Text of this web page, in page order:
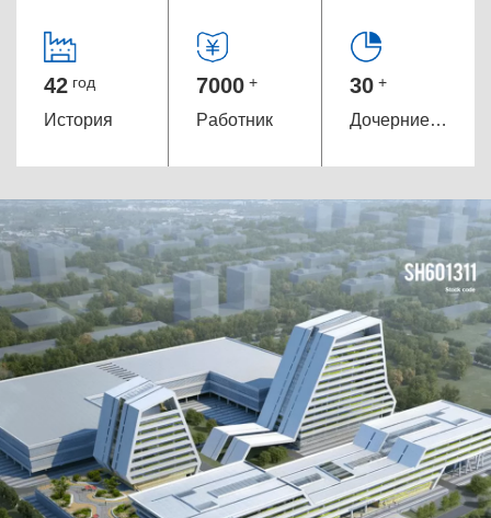
42 год
История
7000 +
Pаботник
30 +
Дочерние компании